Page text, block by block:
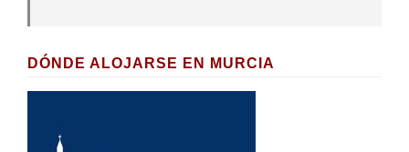
DÓNDE ALOJARSE EN MURCIA